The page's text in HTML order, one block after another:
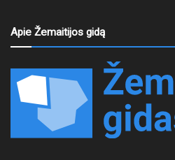
Apie Žemaitijos gidą